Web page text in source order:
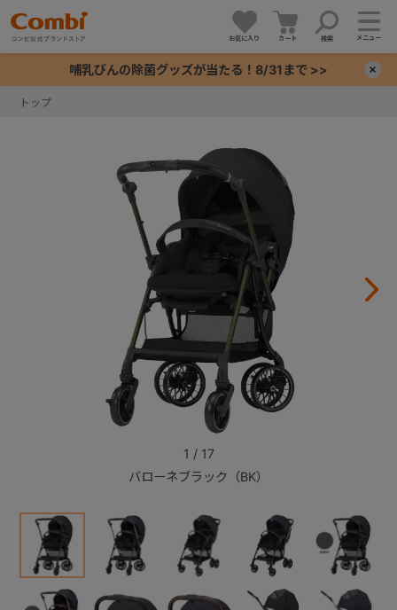
お気に入り カート 検索 メニュー
哺乳びんの除菌グッズが当たる！8/31まで >>
トップ
バローネブラック（BK）
1 / 17